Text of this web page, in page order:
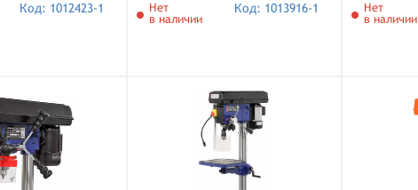
Код: 1012423-1
Нет
в наличии
Код: 1013916-1
Нет
в наличии